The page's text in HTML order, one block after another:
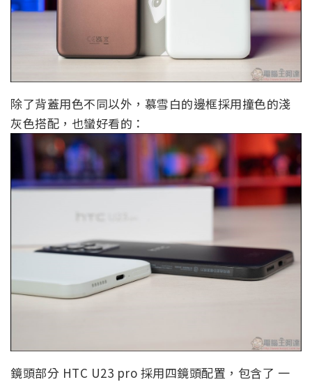
除了背蓋用色不同以外，慕雪白的邊框採用撞色的淺
灰色搭配，也蠻好看的：
鏡頭部分 HTC U23 pro 採用四鏡頭配置，包含了 一